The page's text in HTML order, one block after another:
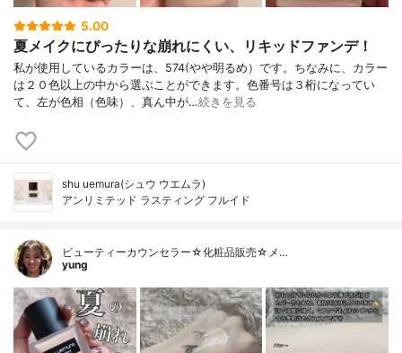
5.00
夏メイクにぴったりな崩れにくい、リキッドファンデ！
私が使用しているカラーは、574(やや明るめ）です。ちなみに、カラー
は２０色以上の中から選ぶことができます。色番号は３桁になってい
て、左が色相（色味）、真ん中が…続きを見る
shu uemura(シュウ ウエムラ)
アンリミテッド ラスティング フルイド
ビューティーカウンセラー☆化粧品販売☆メ…
yung